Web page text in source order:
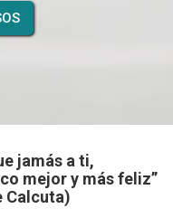
jamás a ti,
mejor y más feliz”
Calcuta)